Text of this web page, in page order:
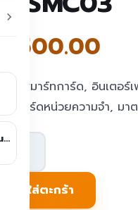
The Easy House
6,500.00
นบัตรสมาร์ทการ์ด, อินเตอ
งรับการ์ดหน่วยความจำ, ม
น
ง
หยิบใส่ตะกร้า